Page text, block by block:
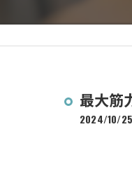
最大筋
2024/10/25